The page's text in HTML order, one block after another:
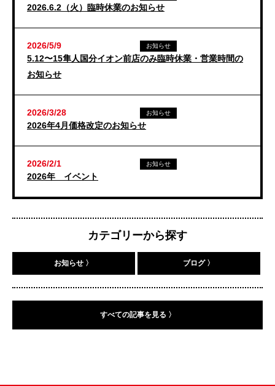
2026.6.2（火）臨時休業のお知らせ
2026/5/9 お知らせ
5.12〜15隼人国分イオン前店のみ臨時休業・営業時間の
お知らせ
2026/3/28 お知らせ
2026年4月価格改定のお知らせ
2026/2/1 お知らせ
2026年 イベント
カテゴリーから探す
お知らせ 〉 ブログ 〉
すべての記事を見る 〉